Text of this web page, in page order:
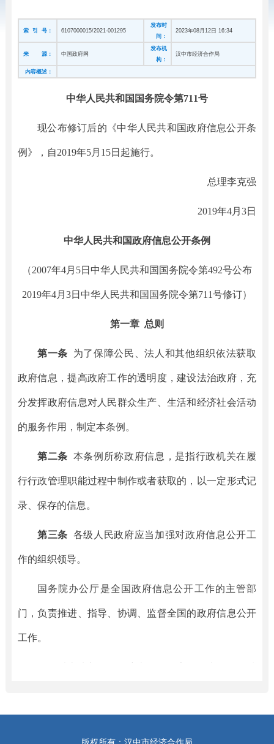
索 引 号： 6107000015/2021-001295
发布时
间：
2023年08月12日 16:34
来 源： 中国政府网
发布机
构：
汉中市经济合作局
内容概述：
中华人民共和国国务院令第711号
现公布修订后的《中华人民共和国政府信息公开条
例》，自2019年5月15日起施行。
总理李克强
2019年4月3日
中华人民共和国政府信息公开条例
（2007年4月5日中华人民共和国国务院令第492号公布
2019年4月3日中华人民共和国国务院令第711号修订）
第一章 总则
第一条 为了保障公民、法人和其他组织依法获取
政府信息，提高政府工作的透明度，建设法治政府，充
分发挥政府信息对人民群众生产、生活和经济社会活动
的服务作用，制定本条例。
第二条 本条例所称政府信息，是指行政机关在履
行行政管理职能过程中制作或者获取的，以一定形式记
录、保存的信息。
第三条 各级人民政府应当加强对政府信息公开工
作的组织领导。
国务院办公厅是全国政府信息公开工作的主管部
门，负责推进、指导、协调、监督全国的政府信息公开
工作。
调、监督本行政区域的政府信息公开工作。
版权所有：汉中市经济合作局